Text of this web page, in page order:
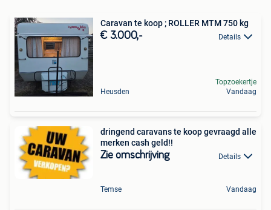
Caravan te koop ; ROLLER MTM 750 kg
€ 3.000,- Details
Heusden
Topzoekertje
Vandaag
dringend caravans te koop gevraagd alle
merken cash geld!!
Zie omschrijving Details
Temse Vandaag